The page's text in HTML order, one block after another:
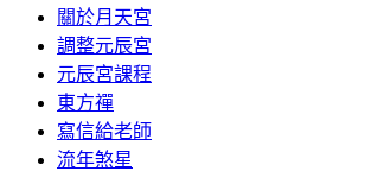
關於月天宮
調整元辰宮
元辰宮課程
東方禪
寫信給老師
流年煞星